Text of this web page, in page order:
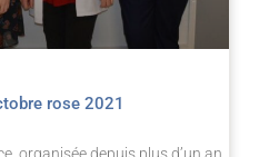
rose 2021
organisée depuis plus d’un an